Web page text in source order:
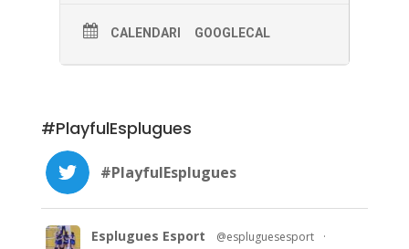
CALENDARI GOOGLECAL
#PlayfulEsplugues
#PlayfulEsplugues
Esplugues Esport @espluguesesport
·